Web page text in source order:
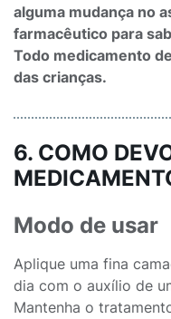
alguma mudança no
farmacêutico para
Todo medicamento
das crianças.
6. COMO
Modo de usar
Aplique uma fina
dia com o auxílio de
Mantenha o